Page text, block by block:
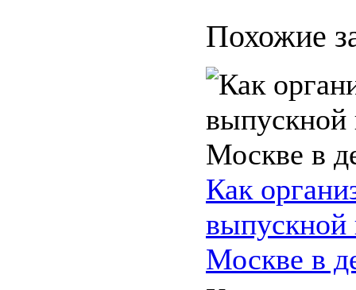
Похожие
Как
Москве в